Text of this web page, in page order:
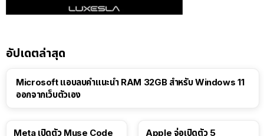
อัปเดตล่าสุด
Microsoft แอบลบคำแนะนำ RAM 32GB สำหรับ Windows 11
ออกจากเว็บตัวเอง
Meta เปิดตัว Muse Code
Apple จ่อเปิดตัว 5